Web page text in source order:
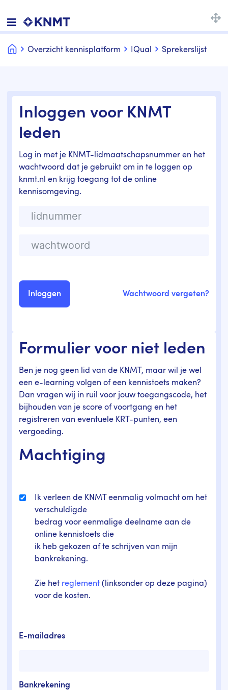
HomeOverzicht kennisplatform IQual Sprekerslijst
Inloggen voor KNMT
leden
Log in met je KNMT-lidmaatschapsnummer en het
wachtwoord dat je gebruikt om in te loggen op
knmt.nl en krijg toegang tot de online
kennisomgeving.
Wachtwoord vergeten?
Formulier voor niet leden
Ben je nog geen lid van de KNMT, maar wil je wel
een e-learning volgen of een kennistoets maken?
Dan vragen wij in ruil voor jouw toegangscode, het
bijhouden van je score of voortgang en het
registreren van eventuele KRT-punten, een
vergoeding.
Machtiging
Ik verleen de KNMT eenmalig volmacht om het
verschuldigde
bedrag voor eenmalige deelname aan de
online kennistoets die
ik heb gekozen af te schrijven van mijn
bankrekening.
Zie het reglement (linksonder op deze pagina)
voor de kosten.
E-mailadres
Bankrekening